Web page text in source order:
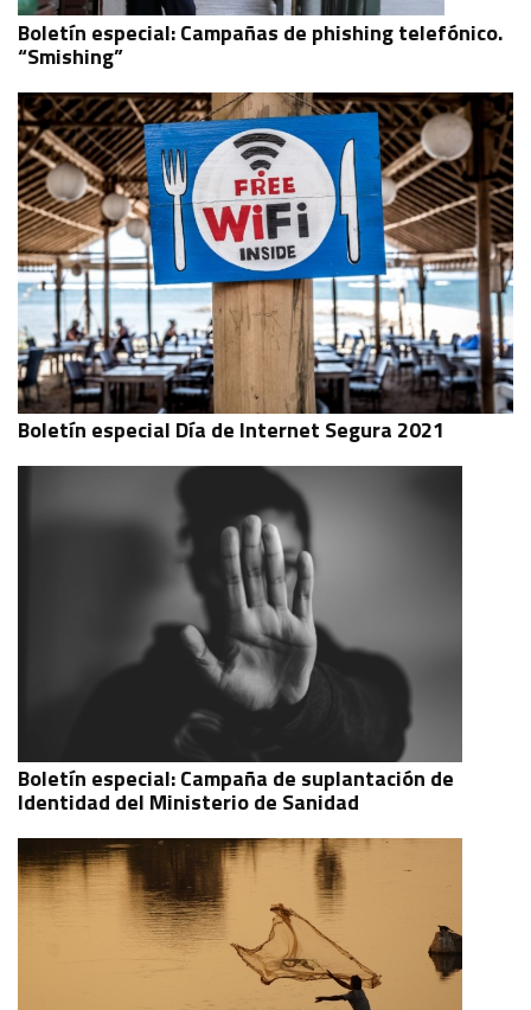
Boletín especial: Campañas de phishing telefónico.
“Smishing”
Boletín especial Día de Internet Segura 2021
Boletín especial: Campaña de suplantación de
Identidad del Ministerio de Sanidad